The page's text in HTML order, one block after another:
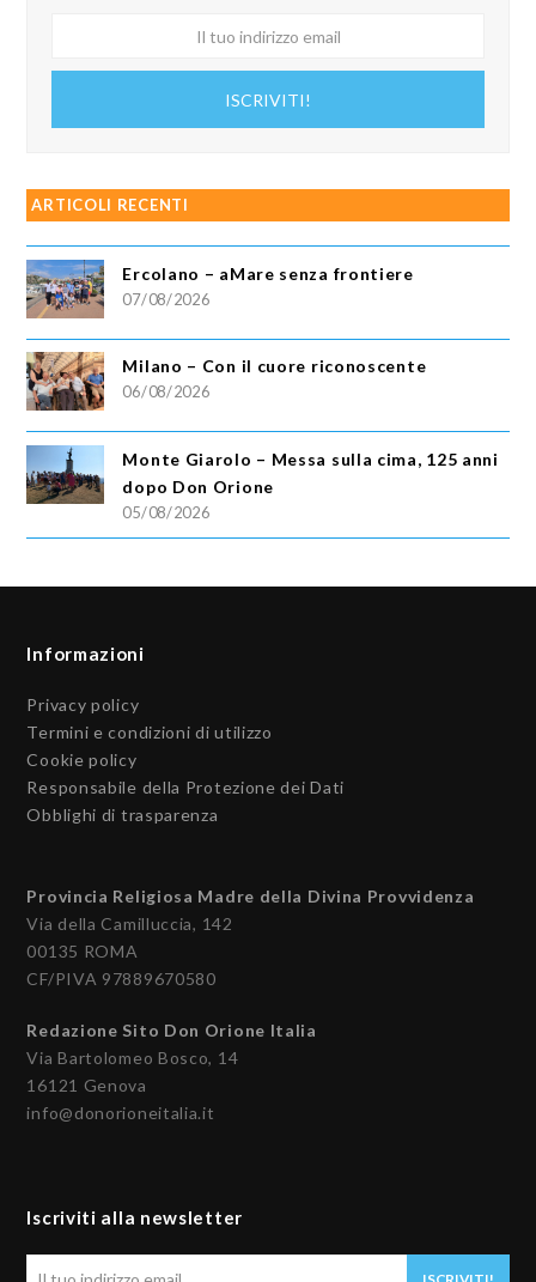
ISCRIVITI!
ARTICOLI RECENTI
Ercolano – aMare senza frontiere
07/08/2026
Milano – Con il cuore riconoscente
06/08/2026
Monte Giarolo – Messa sulla cima, 125 anni
dopo Don Orione
05/08/2026
Informazioni
Privacy policy
Termini e condizioni di utilizzo
Cookie policy
Responsabile della Protezione dei Dati
Obblighi di trasparenza
Provincia Religiosa Madre della Divina Provvidenza
Via della Camilluccia, 142
00135 ROMA
CF/PIVA 97889670580
Redazione Sito Don Orione Italia
Via Bartolomeo Bosco, 14
16121 Genova
info@donorioneitalia.it
Iscriviti alla newsletter